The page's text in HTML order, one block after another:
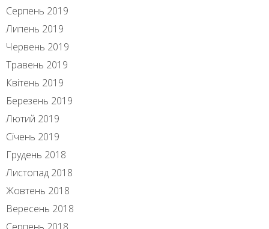
Серпень 2019
Липень 2019
Червень 2019
Травень 2019
Квітень 2019
Березень 2019
Лютий 2019
Січень 2019
Грудень 2018
Листопад 2018
Жовтень 2018
Вересень 2018
Серпень 2018